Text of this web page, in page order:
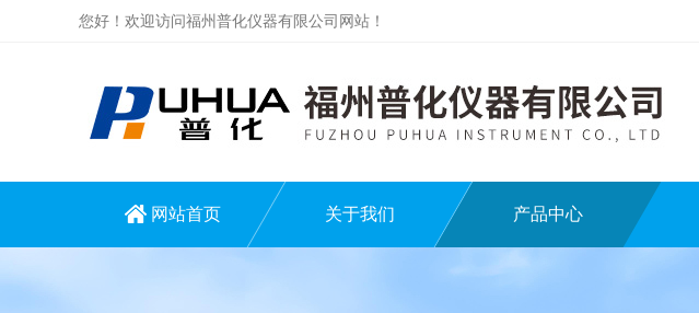
您好！欢迎访问福州普化仪器有限公司网站！
网站首页 关于我们 产品中心